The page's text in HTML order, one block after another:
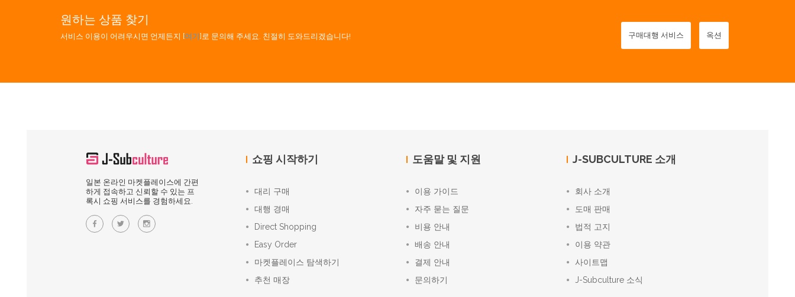
원하는 상품 찾기
서비스 이용이 어려우시면 언제든지 [여기]로 문의해 주세요. 친절히 도와드리겠습니다! 구매대행 서비스 옥션
일본 온라인 마켓플레이스에 간편
하게 접속하고 신뢰할 수 있는 프
록시 쇼핑 서비스를 경험하세요.
쇼핑 시작하기
대리 구매
대행 경매
Direct Shopping
Easy Order
마켓플레이스 탐색하기
추천 매장
도움말 및 지원
이용 가이드
자주 묻는 질문
비용 안내
배송 안내
결제 안내
문의하기
J-SUBCULTURE 소개
회사 소개
도매 판매
법적 고지
이용 약관
사이트맵
J-Subculture 소식